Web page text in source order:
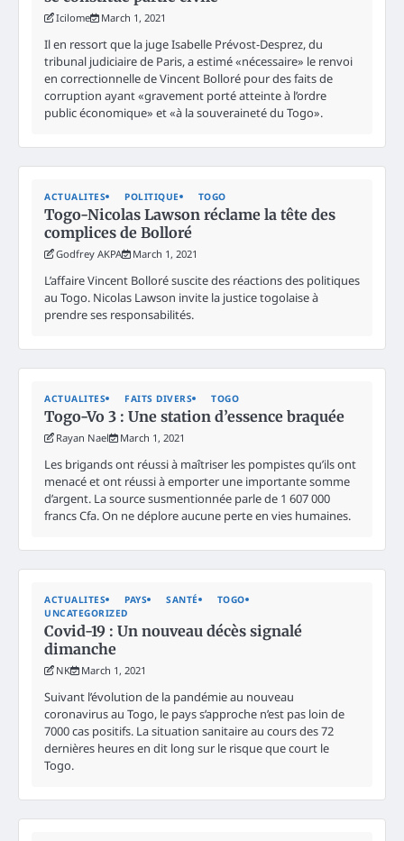
Icilome March 1, 2021
Il en ressort que la juge Isabelle Prévost-Desprez, du
tribunal judiciaire de Paris, a estimé «nécessaire» le renvoi
en correctionnelle de Vincent Bolloré pour des faits de
corruption ayant «gravement porté atteinte à l’ordre
public économique» et «à la souveraineté du Togo».
ACTUALITES POLITIQUE TOGO
Togo-Nicolas Lawson réclame la tête des
complices de Bolloré
Godfrey AKPA March 1, 2021
L’affaire Vincent Bolloré suscite des réactions des politiques
au Togo. Nicolas Lawson invite la justice togolaise à
prendre ses responsabilités.
ACTUALITES FAITS DIVERS TOGO
Togo-Vo 3 : Une station d’essence braquée
Rayan Nael March 1, 2021
Les brigands ont réussi à maîtriser les pompistes qu’ils ont
menacé et ont réussi à emporter une importante somme
d’argent. La source susmentionnée parle de 1 607 000
francs Cfa. On ne déplore aucune perte en vies humaines.
ACTUALITES PAYS SANTÉ
TOGO
UNCATEGORIZED
Covid-19 : Un nouveau décès signalé
dimanche
NK March 1, 2021
Suivant l’évolution de la pandémie au nouveau
coronavirus au Togo, le pays s’approche n’est pas loin de
7000 cas positifs. La situation sanitaire au cours des 72
dernières heures en dit long sur le risque que court le
Togo.